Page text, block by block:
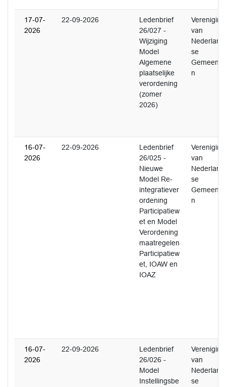
17-07-
2026
22-09-2026
Ledenbrief
26/027 -
Wijziging
Model
Algemene
plaatselijke
verordening
(zomer
2026)
Vereniging
van
Nederland
se
Gemeente
n
16-07-
2026
22-09-2026
Ledenbrief
26/025 -
Nieuwe
Model Re-
integratiever
ordening
Participatiew
et en Model
Verordening
maatregelen
Participatiew
et, IOAW en
IOAZ
Vereniging
van
Nederland
se
Gemeente
n
16-07-
2026
22-09-2026
Ledenbrief
26/026 -
Model
Instellingsbe
Vereniging
van
Nederland
se